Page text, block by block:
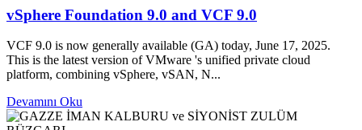
vSphere Foundation 9.0 and VCF 9.0
VCF 9.0 is now generally available (GA) today, June 17, 2025.
This is the latest version of VMware 's unified private cloud
platform, combining vSphere, vSAN, N...
Devamını Oku